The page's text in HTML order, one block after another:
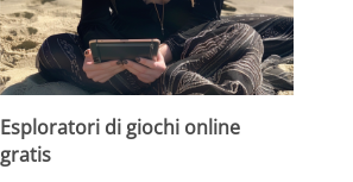
Esploratori di giochi online
gratis